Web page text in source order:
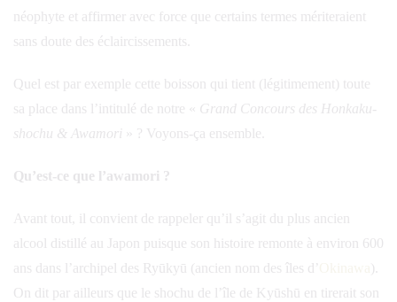
néophyte et affirmer avec force que certains termes mériteraient
sans doute des éclaircissements.
Quel est par exemple cette boisson qui tient (légitimement) toute
sa place dans l’intitulé de notre « Grand Concours des Honkaku-
shochu & Awamori » ? Voyons-ça ensemble.
Qu’est-ce que l’awamori ?
Avant tout, il convient de rappeler qu’il s’agit du plus ancien
alcool distillé au Japon puisque son histoire remonte à environ 600
ans dans l’archipel des Ryūkyū (ancien nom des îles d’
).
On dit par ailleurs que le shochu de l’île de Kyūshū en tirerait son